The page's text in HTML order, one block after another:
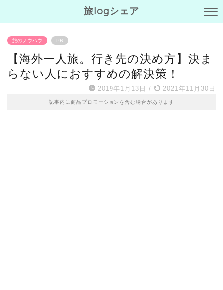
旅logシェア
旅のノウハウ PR
【海外一人旅。行き先の決め方】決ま
らない人におすすめの解決策！
2019年1月13日 / 2021年11月30日
記事内に商品プロモーションを含む場合があります